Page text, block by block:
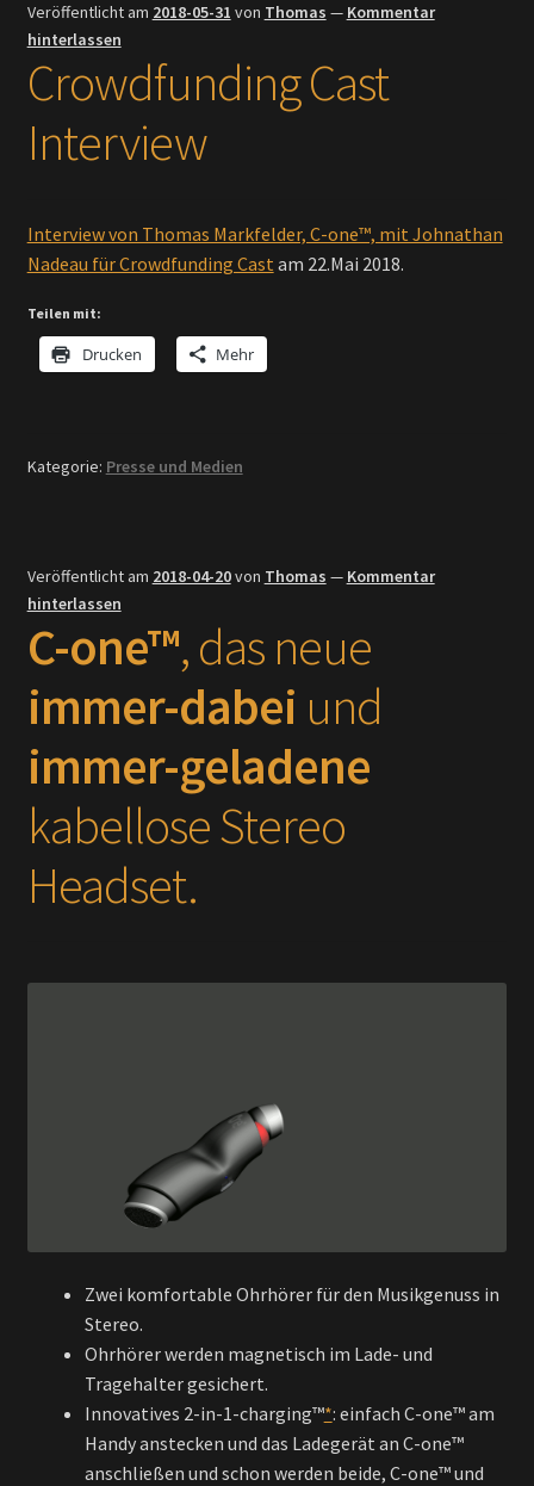
Fakten
Presse und Medien
Veröffentlicht am 2018-05-31 von Thomas — Kommentar
hinterlassen
Crowdfunding Cast
Interview
Interview von Thomas Markfelder, C-one™, mit Johnathan
Nadeau für Crowdfunding Cast am 22.Mai 2018.
Teilen mit:
Drucken Mehr
Kategorie: Presse und Medien
Veröffentlicht am 2018-04-20von Thomas — Kommentar
hinterlassen
C-one™, das neue
immer-dabei und
immer-geladene
kabellose Stereo
Headset.
Zwei komfortable Ohrhörer für den Musikgenuss in
Stereo.
Ohrhörer werden magnetisch im Lade- und
Tragehaltergesichert.
Innovatives 2-in-1-charging™*: einfach C-one™ am
Handy anstecken und das Ladegerät an C-one™
anschließen und schon werden beide, C-one™ und